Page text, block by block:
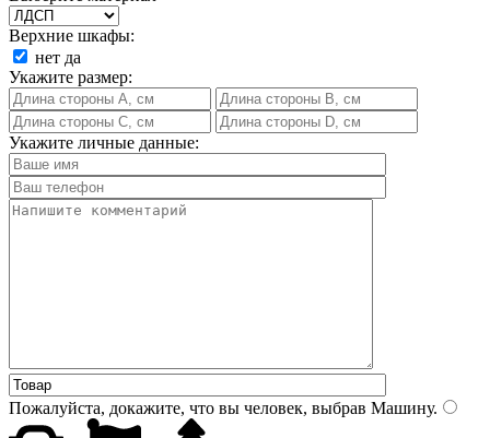
Верхние шкафы:
нет да
Укажите размер:
Укажите личные данные:
Пожалуйста, докажите, что вы человек, выбрав Машину.